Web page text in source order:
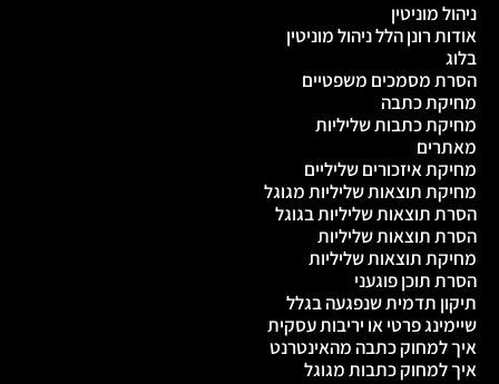
ניהול מוניטין
אודות רונן הלל ניהול מוניטין
בלוג
הסרת מסמכים משפטיים
מחיקת כתבה
מחיקת כתבות שליליות
מאתרים
מחיקת איזכורים שליליים
מחיקת תוצאות שליליות מגוגל
הסרת תוצאות שליליות בגוגל
הסרת תוצאות שליליות
מחיקת תוצאות שליליות
הסרת תוכן פוגעני
תיקון תדמית שנפגעה בגלל
שיימינג פרטי או יריבות עסקית
איך למחוק כתבה מהאינטרנט
איך למחוק כתבות מגוגל